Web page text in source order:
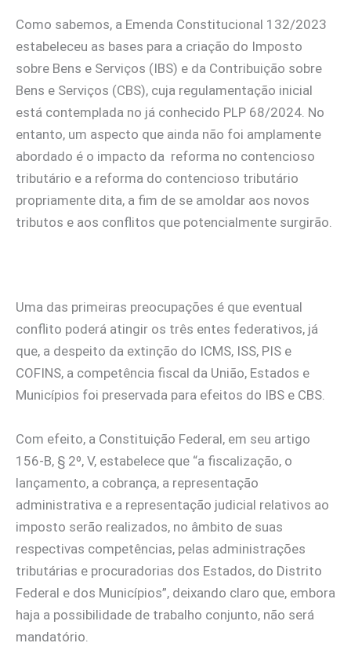
Como sabemos, a Emenda Constitucional 132/2023
estabeleceu as bases para a criação do Imposto
sobre Bens e Serviços (IBS) e da Contribuição sobre
Bens e Serviços (CBS), cuja regulamentação inicial
está contemplada no já conhecido PLP 68/2024. No
entanto, um aspecto que ainda não foi amplamente
abordado é o impacto da reforma no contencioso
tributário e a reforma do contencioso tributário
propriamente dita, a fim de se amoldar aos novos
tributos e aos conflitos que potencialmente surgirão.
Uma das primeiras preocupações é que eventual
conflito poderá atingir os três entes federativos, já
que, a despeito da extinção do ICMS, ISS, PIS e
COFINS, a competência fiscal da União, Estados e
Municípios foi preservada para efeitos do IBS e CBS.
Com efeito, a Constituição Federal, em seu artigo
156-B, § 2º, V, estabelece que “a fiscalização, o
lançamento, a cobrança, a representação
administrativa e a representação judicial relativos ao
imposto serão realizados, no âmbito de suas
respectivas competências, pelas administrações
tributárias e procuradorias dos Estados, do Distrito
Federal e dos Municípios”, deixando claro que, embora
haja a possibilidade de trabalho conjunto, não será
mandatório.